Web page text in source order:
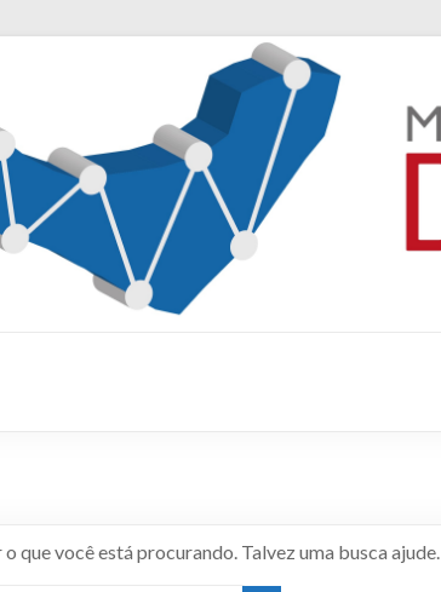
que você está procurando. Talvez uma busca ajude.